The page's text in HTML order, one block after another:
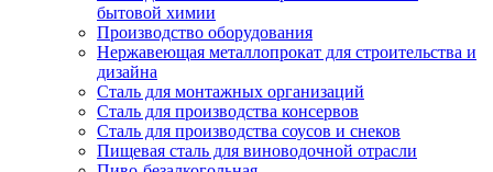
бытовой химии
Производство оборудования
Нержавеющая металлопрокат для строительства и
дизайна
Сталь для монтажных организаций
Сталь для производства консервов
Сталь для производства соусов и снеков
Пищевая сталь для виноводочной отрасли